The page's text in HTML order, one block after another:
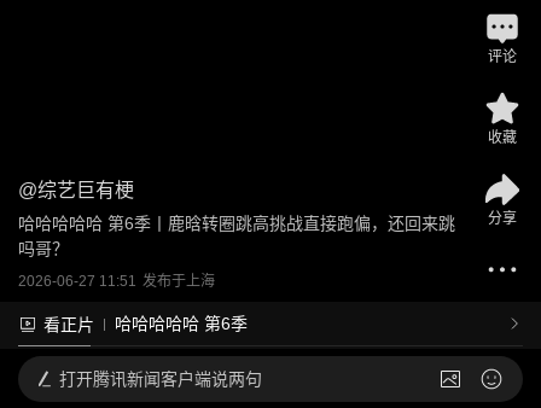
@综艺巨有梗
哈哈哈哈哈 第6季丨鹿晗转圈跳高挑战直接跑偏，还回来跳
吗哥？
2026-06-27 11:51 发布于上海
看正片 哈哈哈哈哈 第6季
评论
收藏
分享
打开腾讯新闻客户端说两句